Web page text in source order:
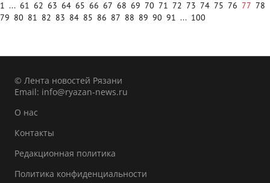
1 ... 61 62 63 64 65 66 67 68 69 70 71 72 73 74 75 76 77 78
79 80 81 82 83 84 85 86 87 88 89 90 91 ... 100
© Лента новостей Рязани
Email: info@ryazan-news.ru
О нас
Контакты
Редакционная политика
Политика конфиденциальности